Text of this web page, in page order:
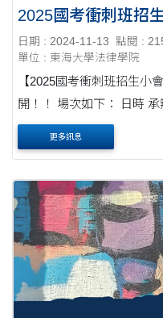
2025國考衝刺班招
日期 : 2024-11-13
點閱 :
單位 : 東海大學法律學院
【2025國考衝刺班招生小會看錄影
開！！ 場次如下： 日時 承辦人 場次 11/13 緯娣助教 第一場
16:30-18:00 ....
更多訊息